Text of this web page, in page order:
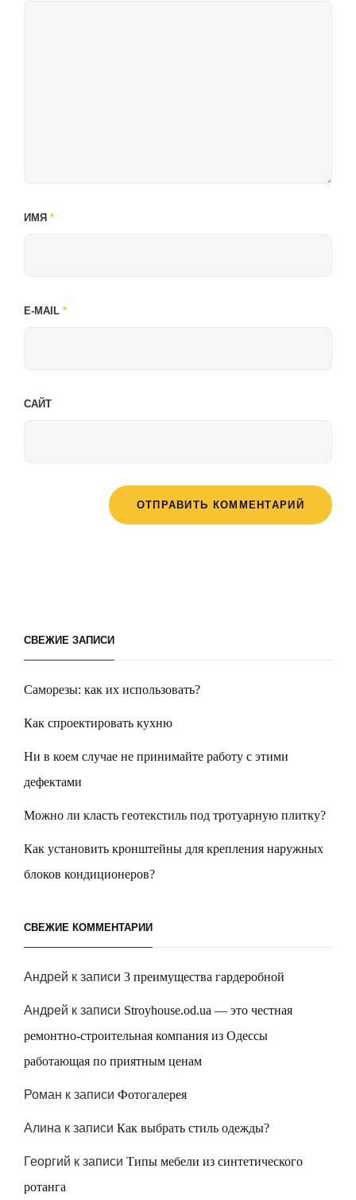
ИМЯ *
E-MAIL *
САЙТ
СВЕЖИЕ ЗАПИСИ
Саморезы: как их использовать?
Как спроектировать кухню
Ни в коем случае не принимайте работу с этими
дефектами
Можно ли класть геотекстиль под тротуарную плитку?
Как установить кронштейны для крепления наружных
блоков кондиционеров?
СВЕЖИЕ КОММЕНТАРИИ
Андрей к записи 3 преимущества гардеробной
Андрей к записи Stroyhouse.od.ua — это честная
ремонтно-строительная компания из Одессы
работающая по приятным ценам
Роман к записи Фотогалерея
Алина к записи Как выбрать стиль одежды?
Георгий к записи Типы мебели из синтетического
ротанга